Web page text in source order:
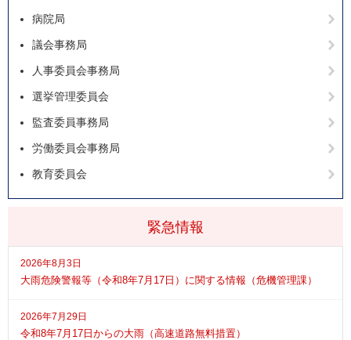
緊急情報
2026年8月3日
大雨危険警報等（令和8年7月17日）に関する情報（危機管理課）
2026年7月29日
令和8年7月17日からの大雨（高速道路無料措置）
病院局
議会事務局
人事委員会事務局
選挙管理委員会
監査委員事務局
労働委員会事務局
教育委員会